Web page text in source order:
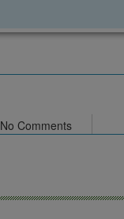
No Comments